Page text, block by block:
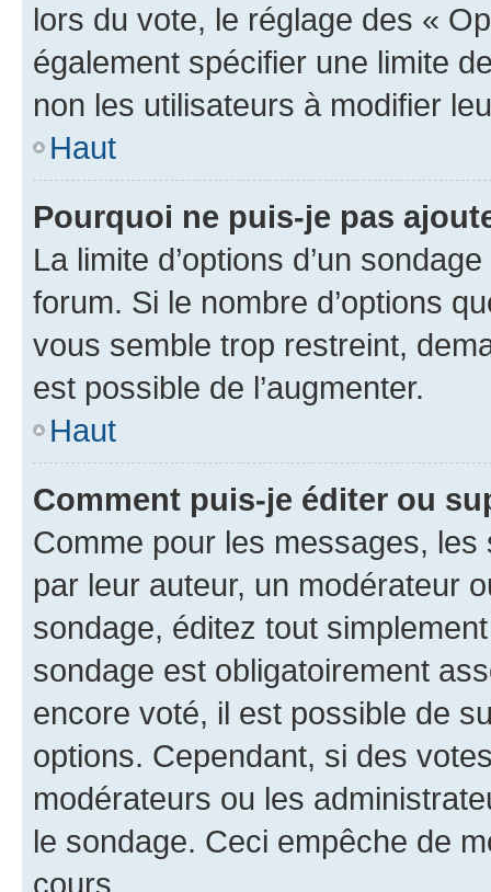
lors du vote, le réglage des «
également spécifier une limite
non les utilisateurs à modifier
Haut
Pourquoi ne puis-je pas
La limite d’options d’un
forum. Si le nombre d’options
vous semble trop restreint,
est possible de l’augmenter.
Haut
Comment puis-je éditer ou
Comme pour les messages,
par leur auteur, un modérateur
sondage, éditez tout
sondage est obligatoirement
encore voté, il est possible de
options. Cependant, si des
modérateurs ou les
le sondage. Ceci empêche de
cours.